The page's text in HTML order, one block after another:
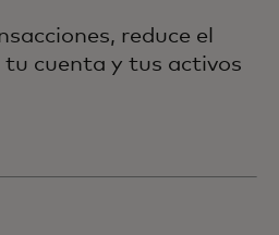
reduce el
tu cuenta y tus activos